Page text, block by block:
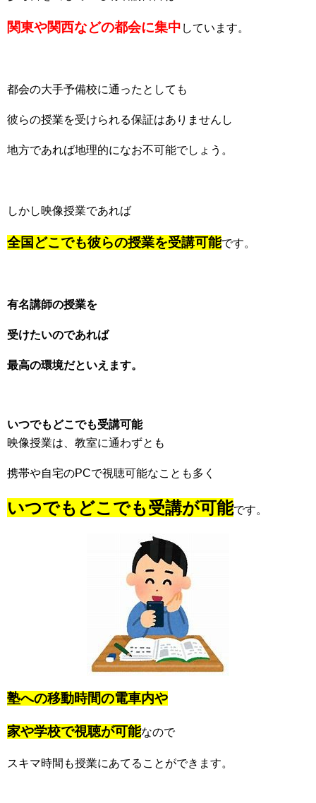
関東や関西などの都会に集中 しています。
都会の大手予備校に通ったとしても
彼らの授業を受けられる保証はありませんし
地方であれば地理的になお不可能でしょう。
しかし映像授業であれば
全国どこでも彼らの授業を受講可能です。
有名講師の授業を
受けたいのであれば
最高の環境だといえます。
いつでもどこでも受講可能
映像授業は、教室に通わずとも
携帯や自宅のPCで視聴可能なことも多く
いつでもどこでも受講が可能です。
塾への移動時間の電車内や
家や学校で視聴が可能なので
スキマ時間も授業にあてることができます。